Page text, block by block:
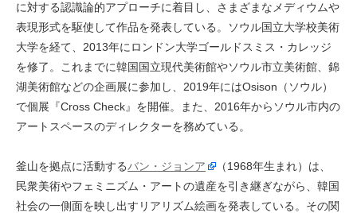
に対する認識論的アプローチに着目し、さまざまなメディウムや
表現形式を駆使して作品を発表している。ソウル国立大学校美術
大学を経て、2013年にロンドン大学ゴールドスミス・カレッジ
を修了。これまでに韓国国立現代美術館やソウル市立美術館、錦
湖美術館などの企画展に参加し、2019年にはOsison（ソウル）
で個展『Cross Check』を開催。また、2016年からソウル市内の
アートスペースのディレクターを務めている。
釜山を拠点に活動するバン・ジョンア
（1968年生まれ）は、
民衆美術やフェミニズム・アートの遺産を引き継ぎながら、韓国
社会の一側面を映し出すリアリズム絵画を発表している。その関